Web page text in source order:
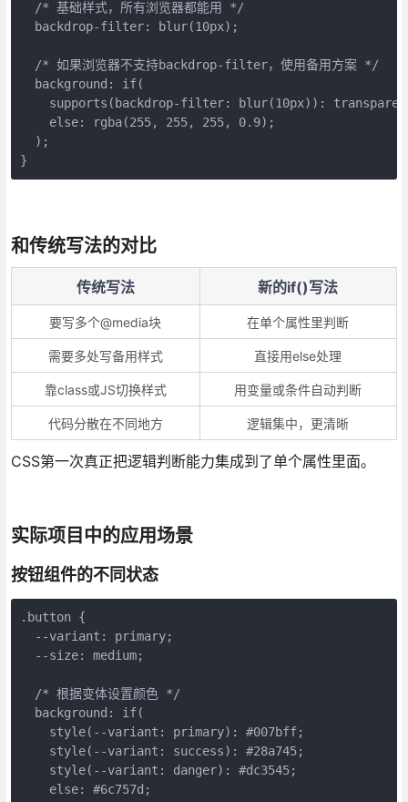
  /* 基础样式，所有浏览器都能用 */
  backdrop-filter: blur(10px);
  /* 如果浏览器不支持backdrop-filter，使用备用方案 */
  background: if(
supports(backdrop-filter: blur(10px)):
    else: rgba(255, 255, 255, 0.9);
  );
}
和传统写法的对比
传统写法 新的if()写法
要写多个@media块 在单个属性里判断
需要多处写备用样式 直接用else处理
靠class或JS切换样式 用变量或条件自动判断
代码分散在不同地方 逻辑集中，更清晰
CSS第一次真正把逻辑判断能力集成到了单个属性里面。
实际项目中的应用场景
按钮组件的不同状态
.button {
  --variant: primary;
  --size: medium;
  /* 根据变体设置颜色 */
  background: if(
    style(--variant: primary): #007bff;
    style(--variant: success): #28a745;
    style(--variant: danger): #dc3545;
    else: #6c757d;